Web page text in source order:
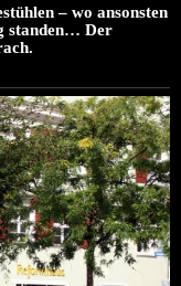
– wo ansonsten
standen… Der